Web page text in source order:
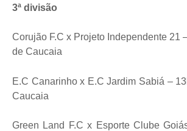
3ª divisão
Corujão F.C x Projeto Independente 21
de Caucaia
E.C Canarinho x E.C Jardim Sabiá –
Caucaia
Green Land F.C x Esporte Clube